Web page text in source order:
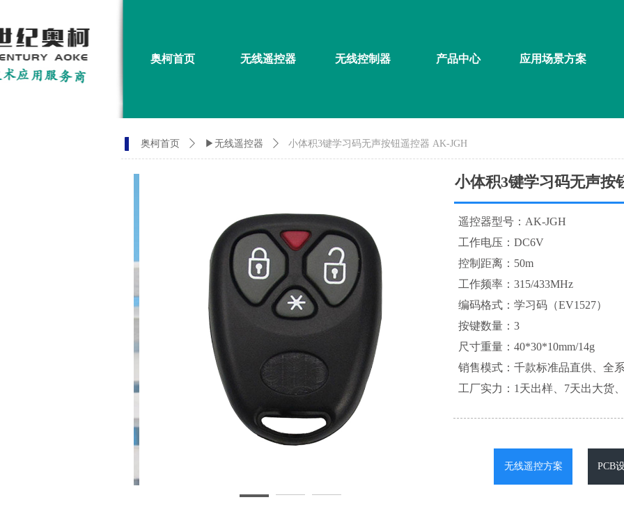
奥柯首页 无线遥控器 无线控制器 产品中心 应用场景方案
奥柯首页 ꄲ ▶无线遥控器 ꄲ 小体积3键学习码无声按钮遥控器 AK-JGH
小体积3键学习码无声按
遥控器型号：AK-JGH
工作电压：DC6V
控制距离：50m
工作频率：315/433MHz
编码格式：学习码（EV1527）
按键数量：3
尺寸重量：40*30*10mm/14g
销售模式：千款标准品直供、全
工厂实力：1天出样、7天出大货
无线遥控方案 PCB